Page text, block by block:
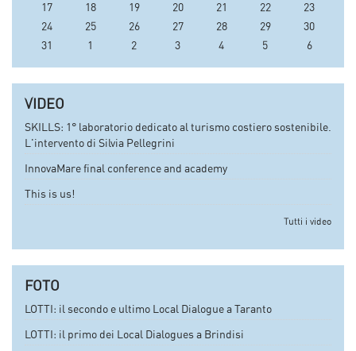
17 18 19 20 21 22
23
24
25 26 27 28 29
30
31
1 2 3 4 5 6
VIDEO
SKILLS: 1° laboratorio dedicato al turismo costiero sostenibile.
L'intervento di Silvia Pellegrini
InnovaMare final conference and academy
This is us!
Tutti i video
FOTO
LOTTI: il secondo e ultimo Local Dialogue a Taranto
LOTTI: il primo dei Local Dialogues a Brindisi